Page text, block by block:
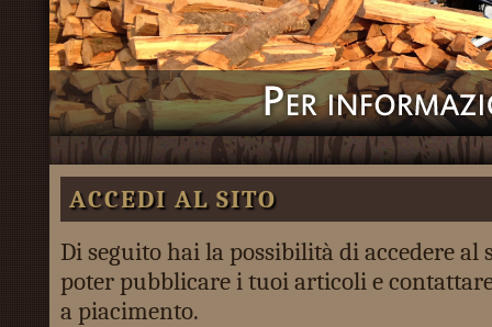
ACCEDI AL SITO
Di seguito hai la possibilità di accedere al
poter pubblicare i tuoi articoli e
a piacimento.